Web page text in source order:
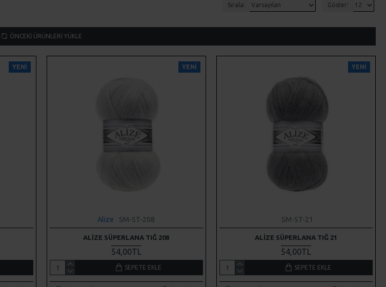
Sırala: Göster:
ÖNCEKI ÜRÜNLERI YÜKLE
YENI YENI
Alize SM-ST-208
ALIZE SÜPERLANA TIĞ 208
54,00TL
SEPETE EKLE
YENI
SM-ST-21
ALIZE SÜPERLANA TIĞ 21
54,00TL
SEPETE EKLE